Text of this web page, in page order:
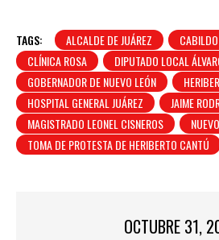
TAGS: ALCALDE DE JUÁREZ
CLÍNICA ROSA
DIPUTADO LOCAL
GOBERNADOR DE NUEVO LEÓN
HOSPITAL GENERAL JUÁREZ
JAIME
MAGISTRADO LEONEL CISNEROS
TOMA DE PROTESTA DE HERIBERTO CANTÚ
OCTUBRE 31,